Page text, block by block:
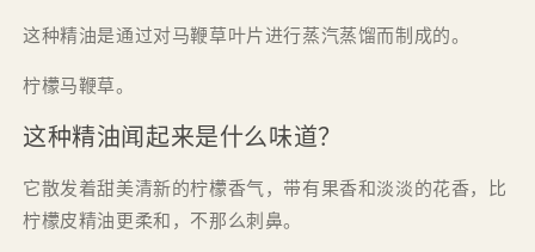
这种精油是通过对马鞭草叶片进行蒸汽蒸馏而制成的。
柠檬马鞭草。
这种精油闻起来是什么味道？
它散发着甜美清新的柠檬香气，带有果香和淡淡的花香，比
柠檬皮精油更柔和，不那么刺鼻。